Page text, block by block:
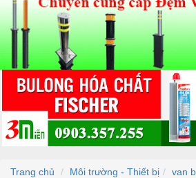
Trang chủ Môi trường - Thiết bị van